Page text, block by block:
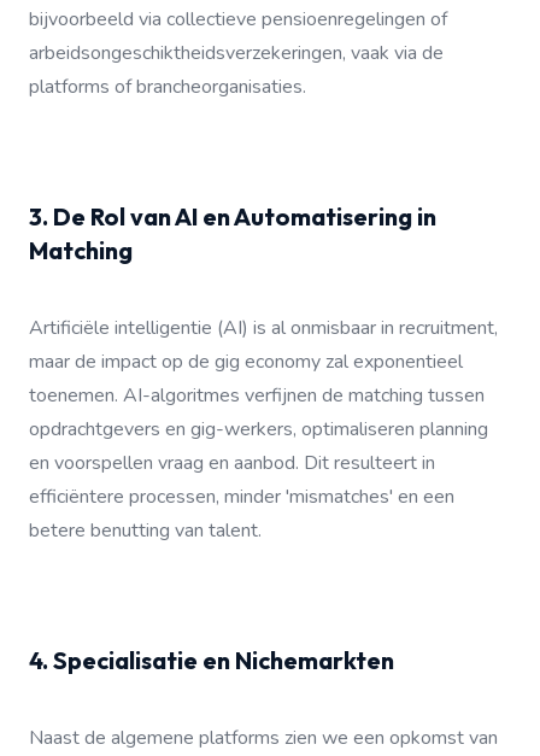
bijvoorbeeld via collectieve pensioenregelingen of
arbeidsongeschiktheidsverzekeringen, vaak via de
platforms of brancheorganisaties.
3. De Rol van AI en Automatisering in
Matching
Artificiële intelligentie (AI) is al onmisbaar in recruitment,
maar de impact op de gig economy zal exponentieel
toenemen. AI-algoritmes verfijnen de matching tussen
opdrachtgevers en gig-werkers, optimaliseren planning
en voorspellen vraag en aanbod. Dit resulteert in
efficiëntere processen, minder 'mismatches' en een
betere benutting van talent.
4. Specialisatie en Nichemarkten
Naast de algemene platforms zien we een opkomst van